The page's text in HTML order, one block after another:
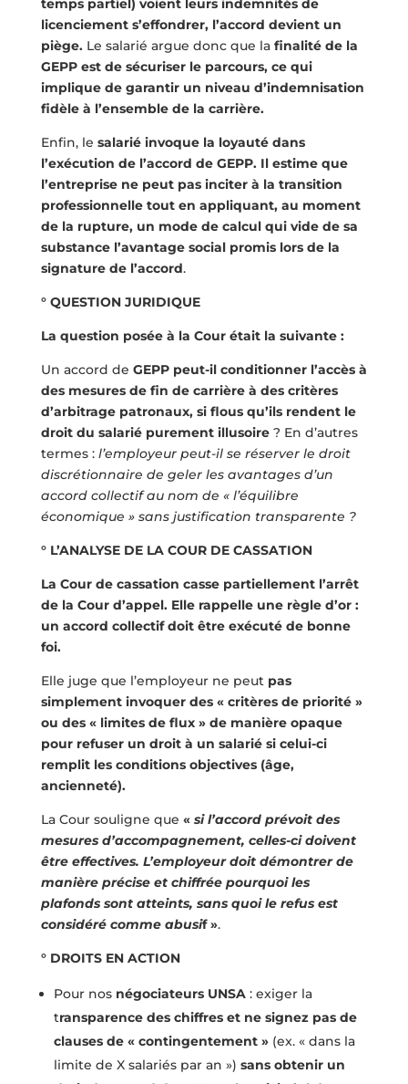
temps partiel) voient leurs indemnités de
licenciement s’effondrer, l’accord devient un
piège. Le salarié argue donc que la finalité de la
GEPP est de sécuriser le parcours, ce qui
implique de garantir un niveau d’indemnisation
fidèle à l’ensemble de la carrière.
Enfin, le salarié invoque la loyauté dans
l’exécution de l’accord de GEPP. Il estime que
l’entreprise ne peut pas inciter à la transition
professionnelle tout en appliquant, au moment
de la rupture, un mode de calcul qui vide de sa
substance l’avantage social promis lors de la
signature de l’accord.
° QUESTION JURIDIQUE
La question posée à la Cour était la suivante :
Un accord de GEPP peut-il conditionner l’accès à
des mesures de fin de carrière à des critères
d’arbitrage patronaux, si flous qu’ils rendent le
droit du salarié purement illusoire? En d’autres
termes : l’employeur peut-il se réserver le droit
discrétionnaire de geler les avantages d’un
accord collectif au nom de « l’équilibre
économique » sans justification transparente ?
° L’ANALYSE DE LA COUR DE CASSATION
La Cour de cassation casse partiellement l’arrêt
de la Cour d’appel. Elle rappelle une règle d’or :
un accord collectif doit être exécuté de bonne
foi.
Elle juge que l’employeur ne peut pas
simplement invoquer des « critères de priorité »
ou des « limites de flux » de manière opaque
pour refuser un droit à un salarié si celui-ci
remplit les conditions objectives (âge,
ancienneté).
La Cour souligne que « si l’accord prévoit des
mesures d’accompagnement, celles-ci doivent
être effectives. L’employeur doit démontrer de
manière précise et chiffrée pourquoi les
plafonds sont atteints, sans quoi le refus est
considéré comme abusif ».
° DROITS EN ACTION
Pour nos négociateurs UNSA: exiger la
transparence des chiffres et ne signez pas de
clauses de « contingentement » (ex. « dans la
limite de X salariés par an ») sans obtenir un